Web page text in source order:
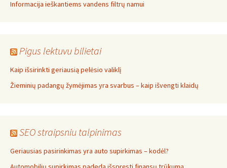
Informacija ieškantiems vandens filtrų namui
Pigus lektuvu bilietai
Kaip išsirinkti geriausią pelėsio valiklį
Žieminių padangų žymėjimas yra svarbus – kaip išvengti klaidų
SEO straipsniu talpinimas
Geriausias pasirinkimas yra auto supirkimas – kodėl?